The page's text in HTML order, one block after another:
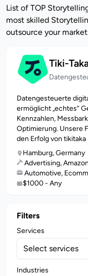
List of TOP
most skilled
outsource your
Tiki-
Datengesteuerte
ermöglicht „echtes“
Kennzahlen,
Optimierung. Unsere
den Erfolg von tikitaka
Hamburg, Germany
Advertising,
Automotive,
$1000 - Any
Filters
Services
Select services
Industries